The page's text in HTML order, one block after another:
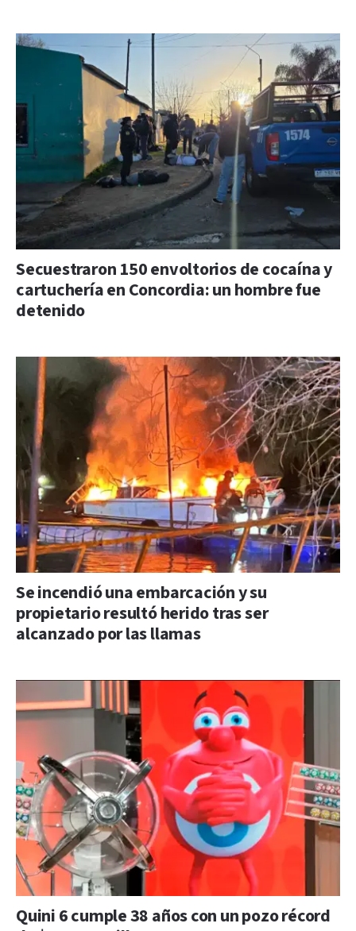
Secuestraron 150 envoltorios de cocaína y
cartuchería en Concordia: un hombre fue
detenido
Se incendió una embarcación y su
propietario resultó herido tras ser
alcanzado por las llamas
Quini 6 cumple 38 años con un pozo récord